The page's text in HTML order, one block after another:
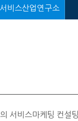
서비스산업연구소
서비스마케팅 컨설